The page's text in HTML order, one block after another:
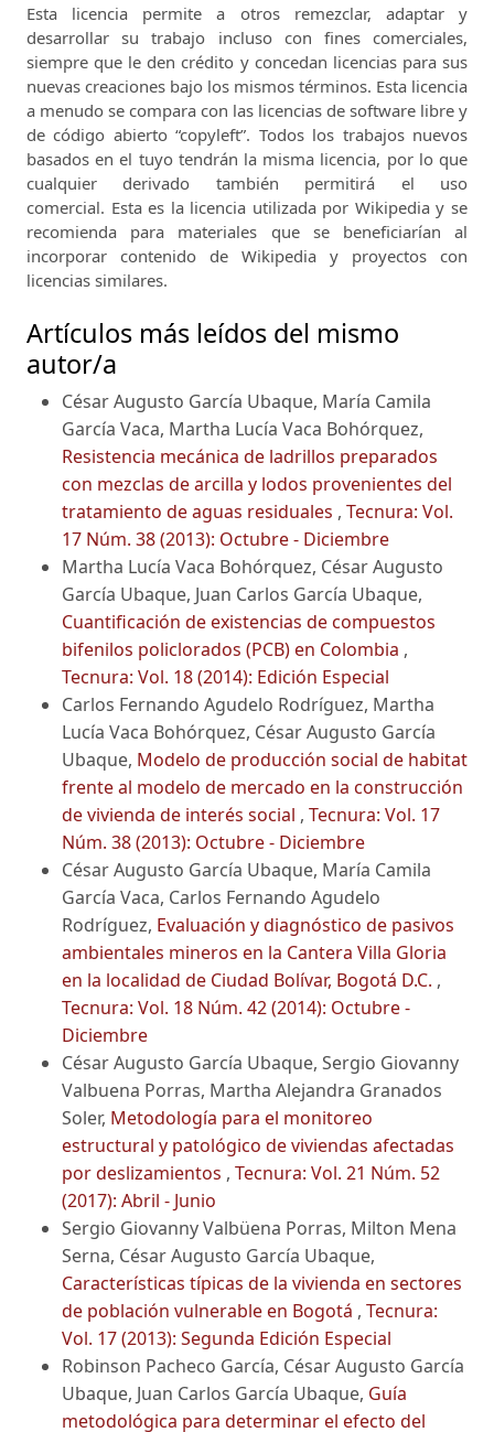
Esta licencia permite a otros remezclar, adaptar y
desarrollar su trabajo incluso con fines comerciales,
siempre que le den crédito y concedan licencias para sus
nuevas creaciones bajo los mismos términos. Esta licencia
a menudo se compara con las licencias de software libre y
de código abierto “copyleft”. Todos los trabajos nuevos
basados ​​en el tuyo tendrán la misma licencia, por lo que
cualquier derivado también permitirá el uso
comercial. Esta es la licencia utilizada por Wikipedia y se
recomienda para materiales que se beneficiarían al
incorporar contenido de Wikipedia y proyectos con
licencias similares.
Artículos más leídos del mismo
autor/a
César Augusto García Ubaque, María Camila
García Vaca, Martha Lucía Vaca Bohórquez,
Resistencia mecánica de ladrillos preparados
con mezclas de arcilla y lodos provenientes del
tratamiento de aguas residuales , Tecnura: Vol.
17 Núm. 38 (2013): Octubre - Diciembre
Martha Lucía Vaca Bohórquez, César Augusto
García Ubaque, Juan Carlos García Ubaque,
Cuantificación de existencias de compuestos
bifenilos policlorados (PCB) en Colombia ,
Tecnura: Vol. 18 (2014): Edición Especial
Carlos Fernando Agudelo Rodríguez, Martha
Lucía Vaca Bohórquez, César Augusto García
Ubaque, Modelo de producción social de habitat
frente al modelo de mercado en la construcción
de vivienda de interés social , Tecnura: Vol. 17
Núm. 38 (2013): Octubre - Diciembre
César Augusto García Ubaque, María Camila
García Vaca, Carlos Fernando Agudelo
Rodríguez, Evaluación y diagnóstico de pasivos
ambientales mineros en la Cantera Villa Gloria
en la localidad de Ciudad Bolívar, Bogotá D.C. ,
Tecnura: Vol. 18 Núm. 42 (2014): Octubre -
Diciembre
César Augusto García Ubaque, Sergio Giovanny
Valbuena Porras, Martha Alejandra Granados
Soler, Metodología para el monitoreo
estructural y patológico de viviendas afectadas
por deslizamientos , Tecnura: Vol. 21 Núm. 52
(2017): Abril - Junio
Sergio Giovanny Valbüena Porras, Milton Mena
Serna, César Augusto García Ubaque,
Características típicas de la vivienda en sectores
de población vulnerable en Bogotá , Tecnura:
Vol. 17 (2013): Segunda Edición Especial
Robinson Pacheco García, César Augusto García
Ubaque, Juan Carlos García Ubaque, Guía
metodológica para determinar el efecto del